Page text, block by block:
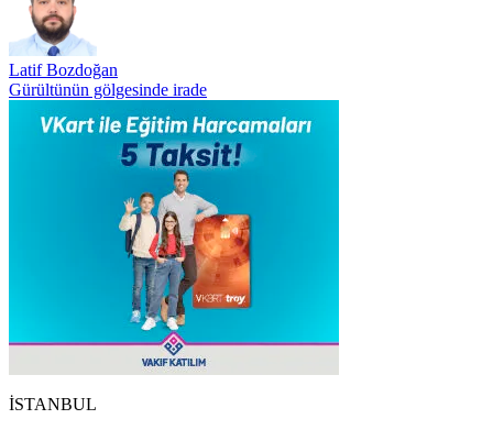
Latif Bozdoğan
Gürültünün gölgesinde irade
İSTANBUL